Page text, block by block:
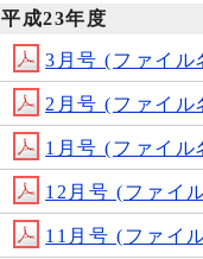
平成23年度
3月号 (ファイ
2月号 (ファイ
1月号 (ファイ
12月号 (ファイ
11月号 (ファイ